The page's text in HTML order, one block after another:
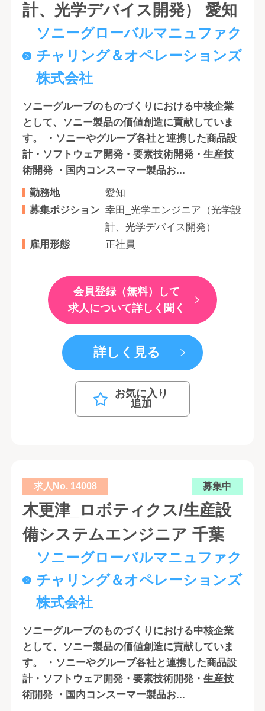
計、光学デバイス開発） 愛知
ソニーグローバルマニュファク
チャリング＆オペレーションズ
株式会社
ソニーグループのものづくりにおける中核企業
として、ソニー製品の価値創造に貢献していま
す。 ・ソニーやグループ各社と連携した商品設
計・ソフトウェア開発・要素技術開発・生産技
術開発 ・国内コンスーマー製品お...
勤務地
愛知
募集ポジション 幸田_光学エンジニア（光学設
計、光学デバイス開発）
雇用形態
正社員
会員登録（無料）して
求人について詳しく聞く
詳しく見る
お気に入り
追加
求人No. 14008 募集中
木更津_ロボティクス/生産設
備システムエンジニア 千葉
ソニーグローバルマニュファク
チャリング＆オペレーションズ
株式会社
ソニーグループのものづくりにおける中核企業
として、ソニー製品の価値創造に貢献していま
す。 ・ソニーやグループ各社と連携した商品設
計・ソフトウェア開発・要素技術開発・生産技
術開発 ・国内コンスーマー製品お...